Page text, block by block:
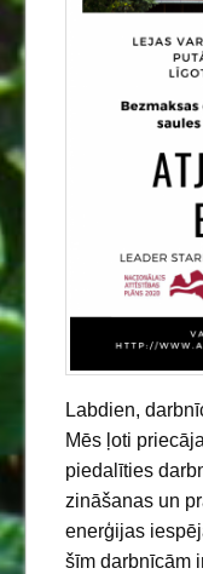
Labdien,
Mēs ļoti
piedalīties
zināšanas un
enerģijas
šīm darbnīcām